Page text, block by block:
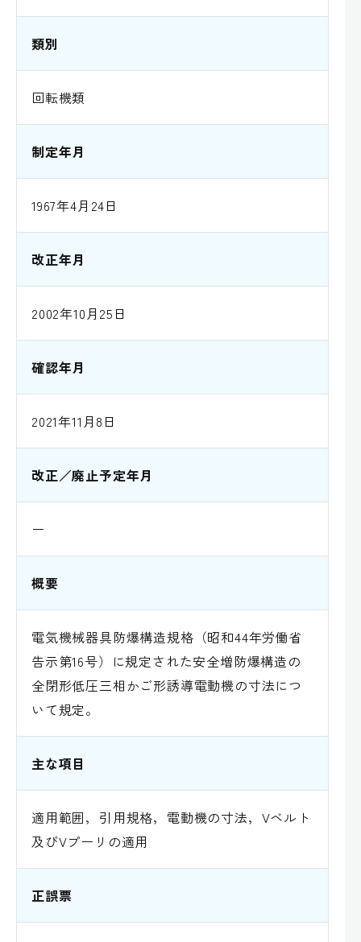
類別
回転機類
制定年月
1967年4月24日
改正年月
2002年10月25日
確認年月
2021年11月8日
改正／廃止予定年月
ー
概要
電気機械器具防爆構造規格（昭和44年労働省
告示第16号）に規定された安全増防爆構造の
全閉形低圧三相かご形誘導電動機の寸法につ
いて規定。
主な項目
適用範囲，引用規格，電動機の寸法，Vベルト
及びVプーリの適用
正誤票